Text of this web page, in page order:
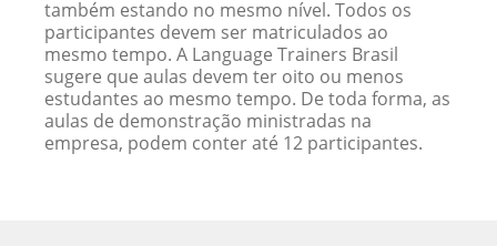
também estando no mesmo nível. Todos os
participantes devem ser matriculados ao
mesmo tempo. A Language Trainers Brasil
sugere que aulas devem ter oito ou menos
estudantes ao mesmo tempo. De toda forma, as
aulas de demonstração ministradas na
empresa, podem conter até 12 participantes.